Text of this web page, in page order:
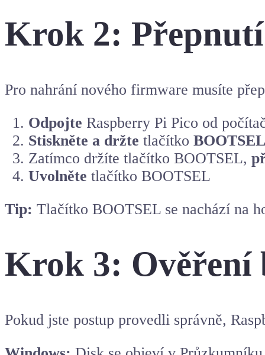
Krok 2:
Pro nahrání nového firmware musíte
Odpojte Raspberry Pi Pico od
Stiskněte a držte tlačítko BOOTSEL
Zatímco držíte tlačítko BOOTSEL,
Uvolněte tlačítko BOOTSEL
Tip: Tlačítko BOOTSEL se nachází na
Krok 3: Ověření
Pokud jste postup provedli správně,